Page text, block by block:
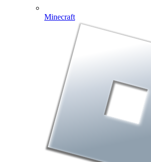
Minecraft